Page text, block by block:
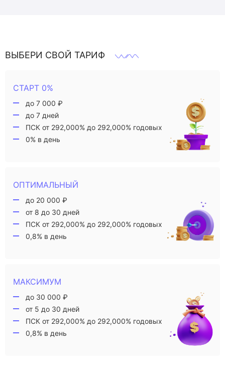
ВЫБЕРИ СВОЙ ТАРИФ
СТАРТ 0%
до 7 000 ₽
до 7 дней
ПСК от 292,000% до 292,000% годовых
0% в день
ОПТИМАЛЬНЫЙ
до 20 000 ₽
от 8 до 30 дней
ПСК от 292,000% до 292,000% годовых
0,8% в день
МАКСИМУМ
до 30 000 ₽
от 5 до 30 дней
ПСК от 292,000% до 292,000% годовых
0,8% в день